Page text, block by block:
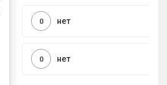
нет
0
нет
0